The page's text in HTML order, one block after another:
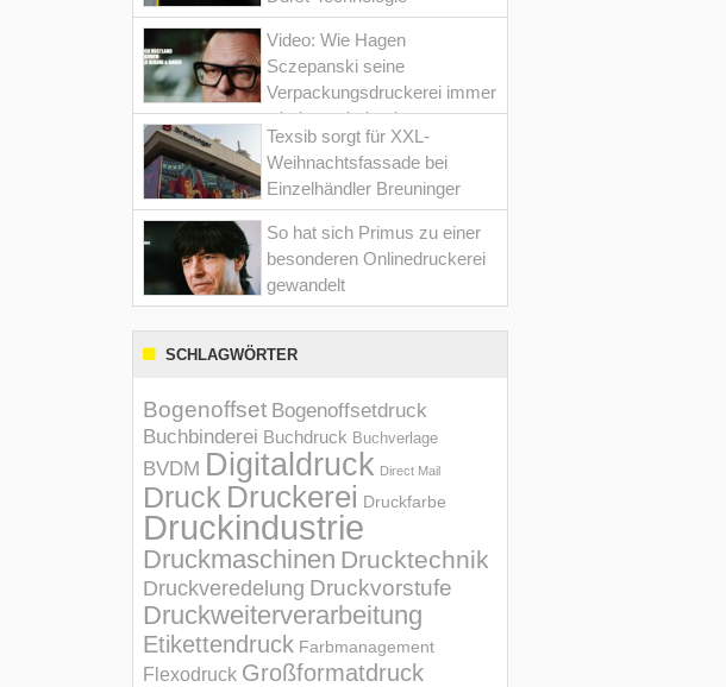
Video: Wie Hagen
Sczepanski seine
Verpackungsdruckerei immer
wieder optimiert hat
Texsib sorgt für XXL-
Weihnachtsfassade bei
Einzelhändler Breuninger
So hat sich Primus zu einer
besonderen Onlinedruckerei
gewandelt
SCHLAGWÖRTER
Bogenoffset Bogenoffsetdruck
Buchbinderei Buchdruck Buchverlage
BVDM Digitaldruck Direct Mail
Druck Druckerei Druckfarbe
Druckindustrie
Druckmaschinen Drucktechnik
Druckveredelung Druckvorstufe
Druckweiterverarbeitung
Etikettendruck Farbmanagement
Flexodruck Großformatdruck